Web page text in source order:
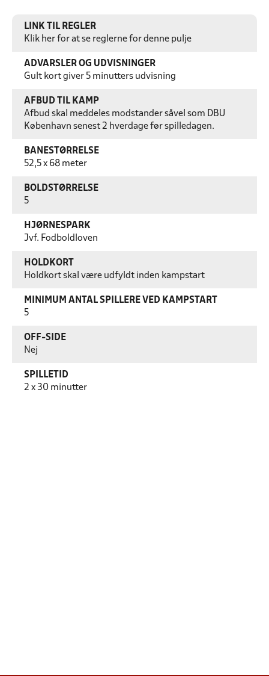
LINK TIL REGLER
Klik her for at se reglerne for denne pulje
ADVARSLER OG UDVISNINGER
Gult kort giver 5 minutters udvisning
AFBUD TIL KAMP
Afbud skal meddeles modstander såvel som DBU
København senest 2 hverdage før spilledagen.
BANESTØRRELSE
52,5 x 68 meter
BOLDSTØRRELSE
5
HJØRNESPARK
Jvf. Fodboldloven
HOLDKORT
Holdkort skal være udfyldt inden kampstart
MINIMUM ANTAL SPILLERE VED KAMPSTART
5
OFF-SIDE
Nej
SPILLETID
2 x 30 minutter